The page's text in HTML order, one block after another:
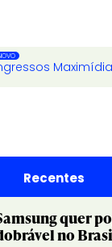
Maximídia
Recentes
quer
no